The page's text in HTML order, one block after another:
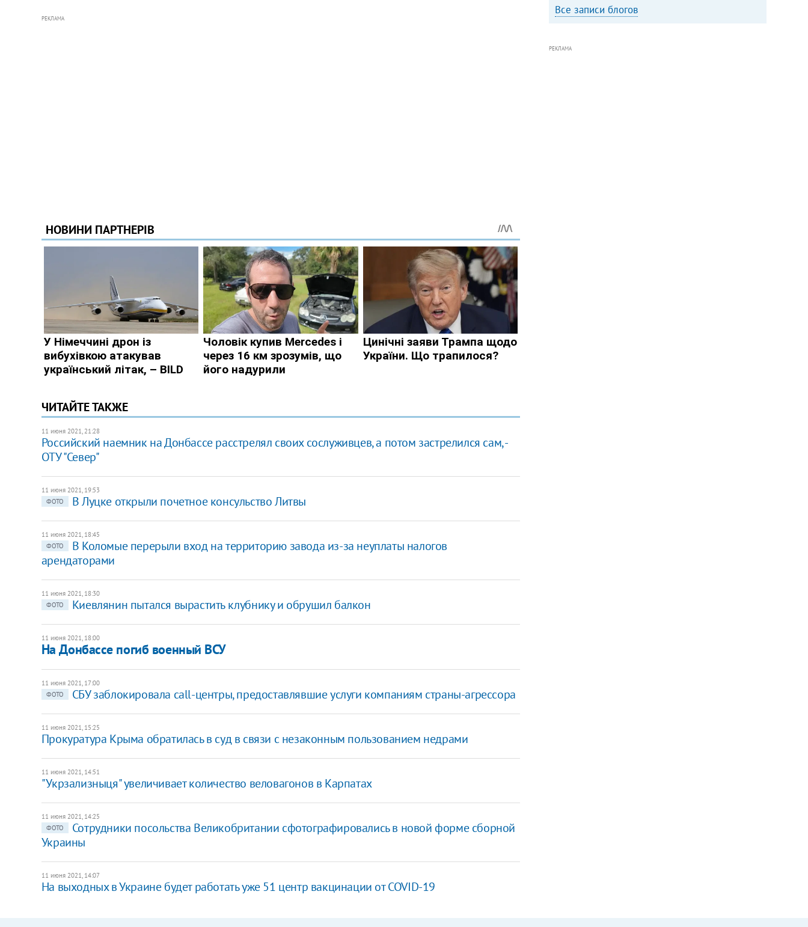
РЕКЛАМА
ЧИТАЙТЕ ТАКЖЕ
11 июня 2021, 21:28
Российский наемник на Донбассе расстрелял своих сослуживцев, а потом застрелился сам, -
ОТУ "Север"
11 июня 2021, 19:53
ФОТО
В Луцке открыли почетное консульство Литвы
11 июня 2021, 18:45
ФОТО
В Коломые перерыли вход на территорию завода из-за неуплаты налогов
арендаторами
11 июня 2021, 18:30
ФОТО
Киевлянин пытался вырастить клубнику и обрушил балкон
11 июня 2021, 18:00
На Донбассе погиб военный ВСУ
11 июня 2021, 17:00
ФОТО
СБУ заблокировала сall-центры, предоставлявшие услуги компаниям страны-агрессора
11 июня 2021, 15:25
Прокуратура Крыма обратилась в суд в связи с незаконным пользованием недрами
11 июня 2021, 14:51
"Укрзализныця" увеличивает количество веловагонов в Карпатах
11 июня 2021, 14:25
ФОТО
Сотрудники посольства Великобритании сфотографировались в новой форме сборной
Украины
11 июня 2021, 14:07
На выходных в Украине будет работать уже 51 центр вакцинации от COVID-19
Все записи блогов
РЕКЛАМА